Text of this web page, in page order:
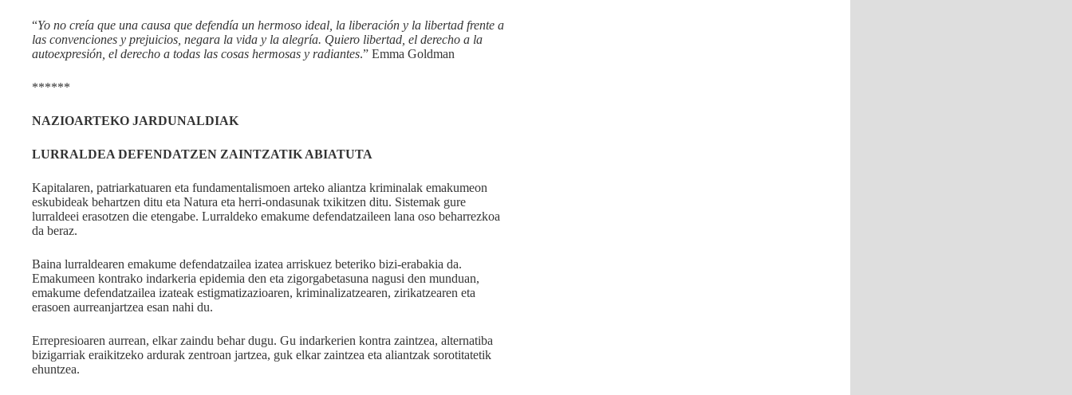
“Yo no creía que una causa que defendía un hermoso ideal, la liberación y la libertad frente a
las convenciones y prejuicios, negara la vida y la alegría. Quiero libertad, el derecho a la
autoexpresión, el derecho a todas las cosas hermosas y radiantes.” Emma Goldman
******
NAZIOARTEKO JARDUNALDIAK
LURRALDEA DEFENDATZEN ZAINTZATIK ABIATUTA
Kapitalaren, patriarkatuaren eta fundamentalismoen arteko aliantza kriminalak emakumeon
eskubideak behartzen ditu eta Natura eta herri-ondasunak txikitzen ditu. Sistemak gure
lurraldeei erasotzen die etengabe. Lurraldeko emakume defendatzaileen lana oso beharrezkoa
da beraz.
Baina lurraldearen emakume defendatzailea izatea arriskuez beteriko bizi-erabakia da.
Emakumeen kontrako indarkeria epidemia den eta zigorgabetasuna nagusi den munduan,
emakume defendatzailea izateak estigmatizazioaren, kriminalizatzearen, zirikatzearen eta
erasoen aurreanjartzea esan nahi du.
Errepresioaren aurrean, elkar zaindu behar dugu. Gu indarkerien kontra zaintzea, alternatiba
bizigarriak eraikitzeko ardurak zentroan jartzea, guk elkar zaintzea eta aliantzak sorotitatetik
ehuntzea.